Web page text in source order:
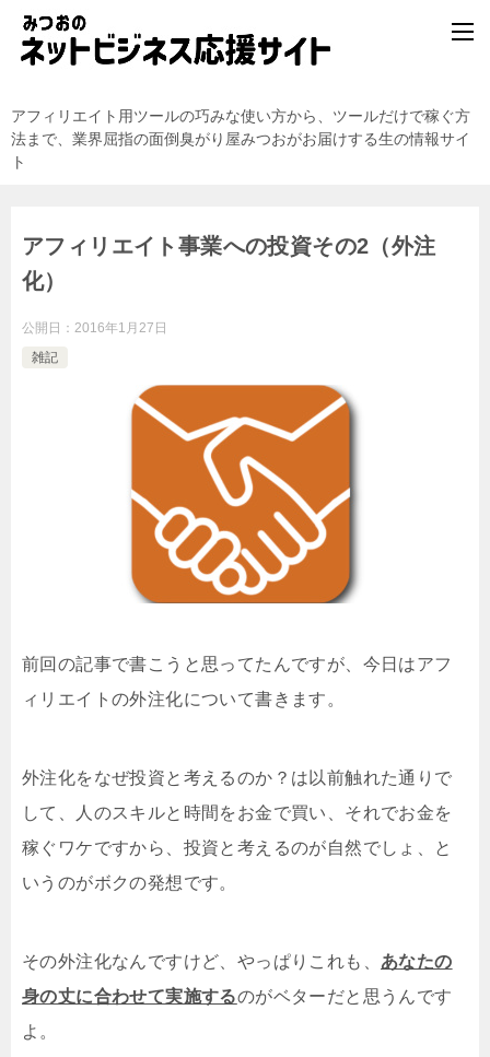
アフィリエイト用ツールの巧みな使い方から、ツールだけで稼ぐ方
法まで、業界屈指の面倒臭がり屋みつおがお届けする生の情報サイ
ト
アフィリエイト事業への投資その2（外注
化）
公開日： 2016年1月27日
雑記
前回の記事で書こうと思ってたんですが、今日はアフ
ィリエイトの外注化について書きます。
外注化をなぜ投資と考えるのか？は以前触れた通りで
して、人のスキルと時間をお金で買い、それでお金を
稼ぐワケですから、投資と考えるのが自然でしょ、と
いうのがボクの発想です。
その外注化なんですけど、やっぱりこれも、 あなたの
身の丈に合わせて実施するのがベターだと思うんです
よ。